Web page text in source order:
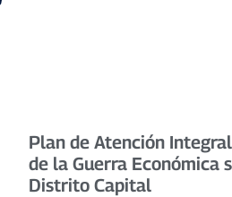
Plan de Atención
de la Guerra Económica
Distrito Capital